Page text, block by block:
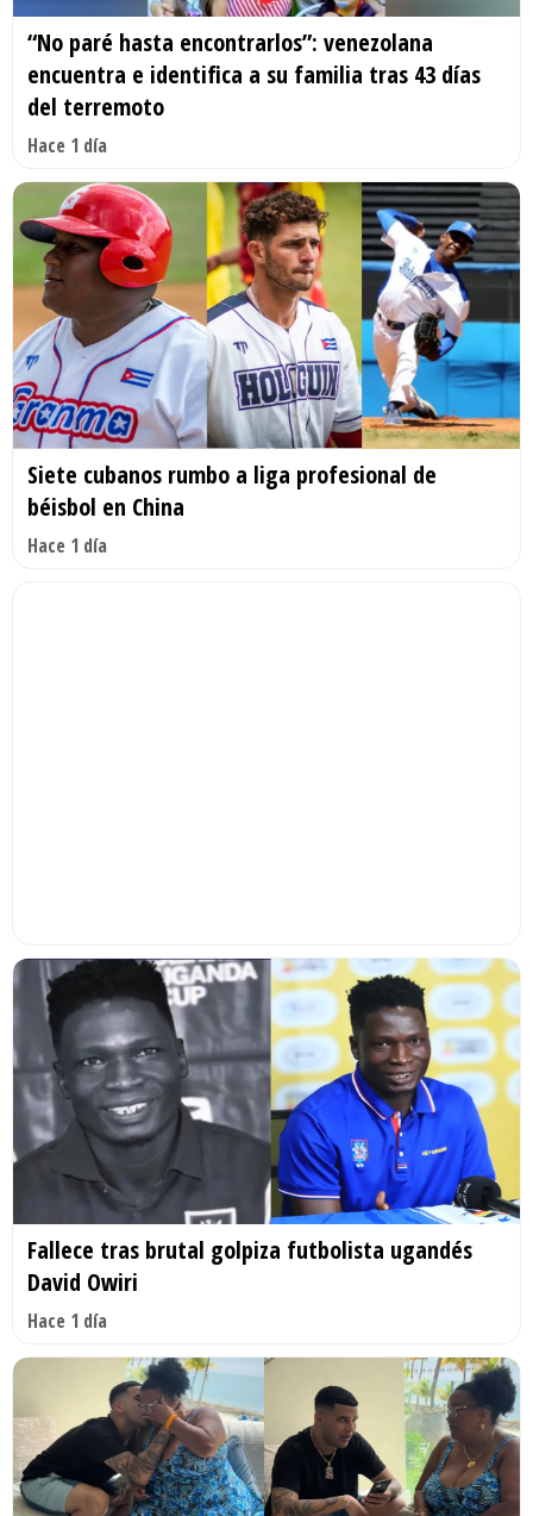
“No paré hasta encontrarlos”: venezolana
encuentra e identifica a su familia tras 43 días
del terremoto
Hace 1 día
Siete cubanos rumbo a liga profesional de
béisbol en China
Hace 1 día
Fallece tras brutal golpiza futbolista ugandés
David Owiri
Hace 1 día